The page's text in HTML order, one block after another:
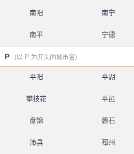
南阳 南宁
南平 宁德
P (以 P 为开头的城市名)
平阳 平湖
攀枝花 平邑
盘锦 磐石
沛县 邳州